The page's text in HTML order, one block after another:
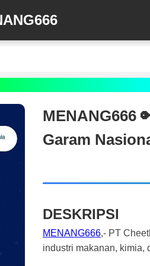
MENANG666
Garam
DESKRIPSI
MENANG666,- PT
industri makanan, kimia,